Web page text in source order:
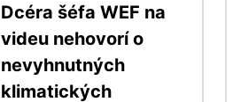
Dcéra šéfa WEF na
videu nehovorí o
nevyhnutných
klimatických